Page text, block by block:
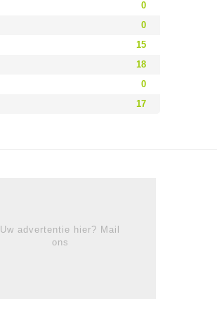
0
0
15
18
0
17
Uw advertentie hier? Mail
ons